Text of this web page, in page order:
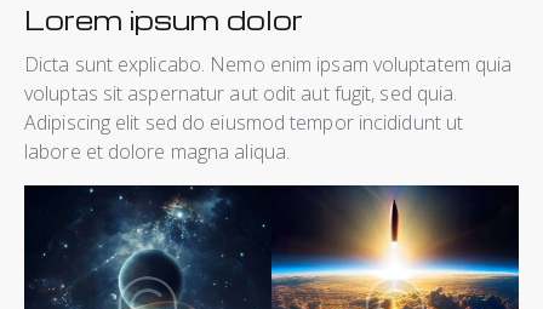
Lorem ipsum dolor
Dicta sunt explicabo. Nemo enim ipsam voluptatem quia
voluptas sit aspernatur aut odit aut fugit, sed quia.
Adipiscing elit sed do eiusmod tempor incididunt ut
labore et dolore magna aliqua.